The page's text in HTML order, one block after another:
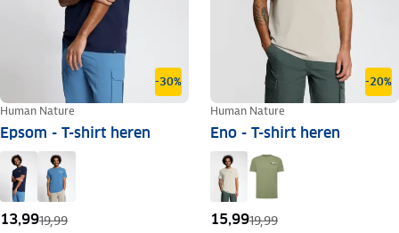
-30%
Human Nature
Epsom - T-shirt heren
13,9919,99
-20%
Human Nature
Eno - T-shirt heren
15,9919,99